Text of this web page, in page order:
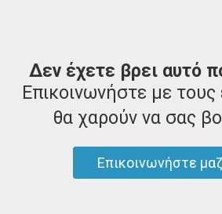
Δεν έχετε βρει αυτό
Επικοινωνήστε με τους
θα χαρούν να σας
Επικοινωνήστε